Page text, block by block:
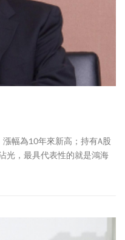
幅為10年來新高；持有A股
光，最具代表性的就是鴻海